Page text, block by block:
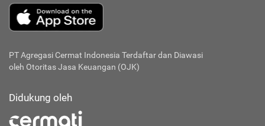
PT Agregasi Cermat Indonesia Terdaftar dan Diawasi
oleh Otoritas Jasa Keuangan (OJK)
Didukung oleh